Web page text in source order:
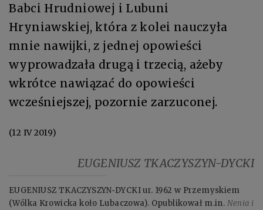
Babci Hrudniowej i Lubuni
Hryniawskiej, która z kolei nauczyła
mnie nawijki, z jednej opowieści
wyprowadzała drugą i trzecią, ażeby
wkrótce nawiązać do opowieści
wcześniejszej, pozornie zarzuconej.
(12 IV 2019)
EUGENIUSZ TKACZYSZYN-DYCKI
EUGENIUSZ TKACZYSZYN‑DYCKI ur. 1962 w Przemyskiem
(Wólka Krowicka koło Lubaczowa). Opublikował m.in. Nenia i